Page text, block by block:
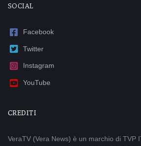
SOCIAL
Facebook
Twitter
Instagram
YouTube
CREDITI
VeraTV (Vera News) è un marchio di TVP